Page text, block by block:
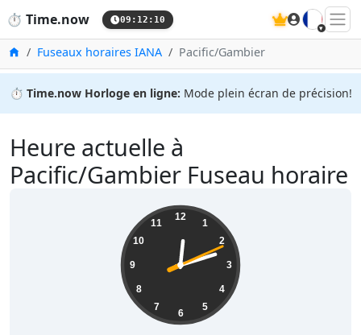
⏱️ Time.now 09:12:11 🇫🇷
Accueil
Fuseaux horaires IANA Pacific/Gambier
⏱️ Time.now Horloge en ligne: Mode plein écran de précision!
Heure actuelle à
Pacific/Gambier Fuseau horaire
12
1
2
3
4
5
6
7
8
9
10
11